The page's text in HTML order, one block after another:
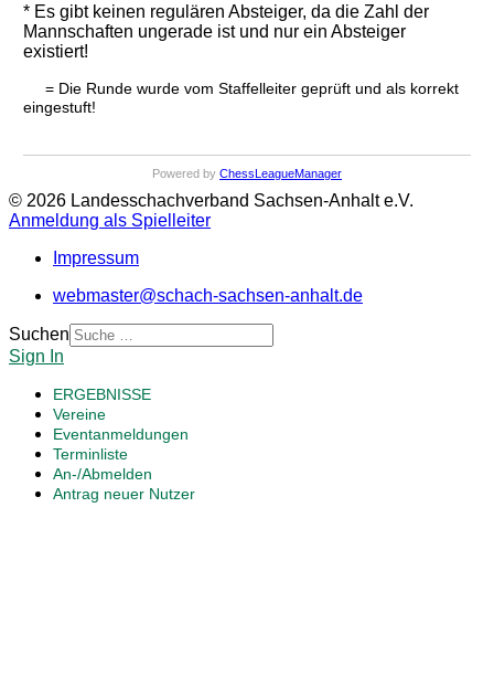
* Es gibt keinen regulären Absteiger, da die Zahl der
Mannschaften ungerade ist und nur ein Absteiger
existiert!
= Die Runde wurde vom Staffelleiter geprüft und als korrekt
eingestuft!
Powered by ChessLeagueManager
© 2026 Landesschachverband Sachsen-Anhalt e.V.
Anmeldung als Spielleiter
Impressum
webmaster@schach-sachsen-anhalt.de
Suchen
Sign In
ERGEBNISSE
Vereine
Eventanmeldungen
Terminliste
An-/Abmelden
Antrag neuer Nutzer